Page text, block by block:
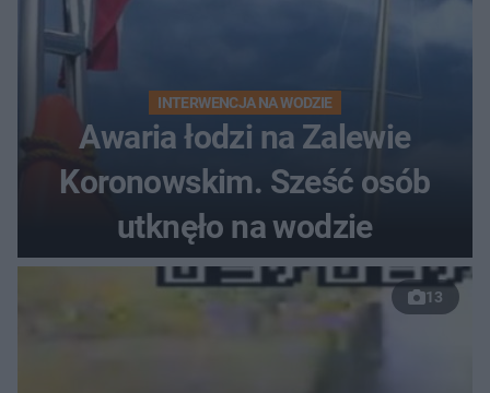
INTERWENCJA NA WODZIE
Awaria łodzi na Zalewie
Koronowskim. Sześć osób
utknęło na wodzie
13